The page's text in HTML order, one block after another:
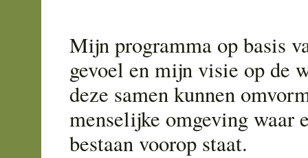
Mijn programma op basis
gevoel en mijn visie op de
deze samen kunnen
menselijke omgeving waar
bestaan voorop staat.